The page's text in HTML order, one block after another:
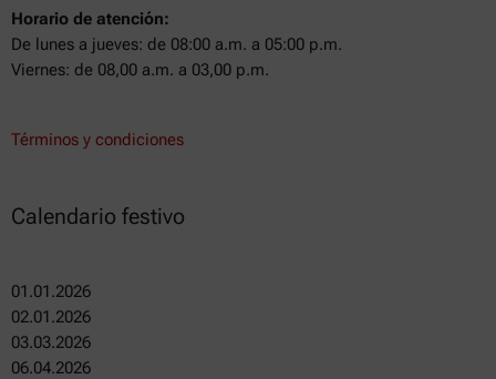
Horario de atención:
De lunes a jueves: de 08:00 a.m. a 05:00 p.m.
Viernes: de 08,00 a.m. a 03,00 p.m.
Términos y condiciones
Calendario festivo
01.01.2026
02.01.2026
03.03.2026
06.04.2026